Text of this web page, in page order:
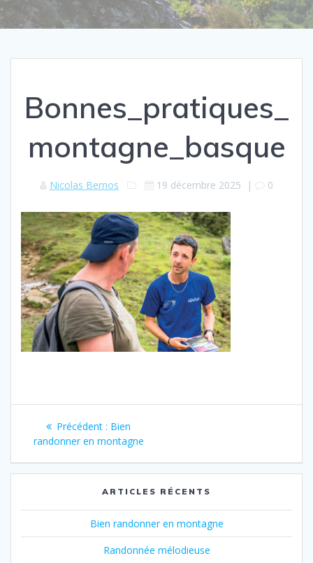
Bonnes_pratiques_
montagne_basque
Nicolas Bernos 19 décembre 2025 | 0
Navigation
de
l’article
Précédent : Article
précédent
Bien
randonner en montagne
ARTICLES RÉCENTS
Bien randonner en montagne
Randonnée mélodieuse